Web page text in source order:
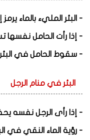
- البئر المليء بالماء
- إذا رأت الحامل نفسها
- سقوط الحامل في البئر
البئر في منام الرجل
- إذا رأى الرجل نفسه
- رؤية الماء النقي في